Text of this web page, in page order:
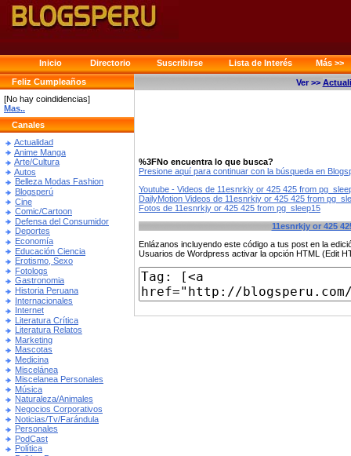
Inicio Directorio Suscribirse Lista de Interés
Más >>
Feliz Cumpleaños
[No hay coindidencias]
Mas..
Canales
Actualidad
Anime Manga
Arte/Cultura
Autos
Belleza Modas Fashion
Blogsperú
Cine
Comic/Cartoon
Defensa del Consumidor
Deportes
Economía
Educación Ciencia
Erotismo, Sexo
Fotologs
Gastronomia
Historia Peruana
Internacionales
Internet
Literatura Crítica
Literatura Relatos
Marketing
Mascotas
Medicina
Miscelánea
Miscelanea Personales
Música
Naturaleza/Animales
Negocios Corporativos
Noticias/Tv/Farándula
Personales
PodCast
Política
Ver >>
%3FNo encuentra lo que busca?
Presione aquí para continuar con la búsqueda en
Youtube - Videos de 11esnrkjy or 425 425 from
DailyMotion Videos de 11esnrkjy or 425 425 from
Fotos de 11esnrkjy or 425 425 from pg_sleep15
11esnrkjy or 425
Enlázanos incluyendo este código a tus post en la
Usuarios de Wordpress activar la opción HTML (Edit